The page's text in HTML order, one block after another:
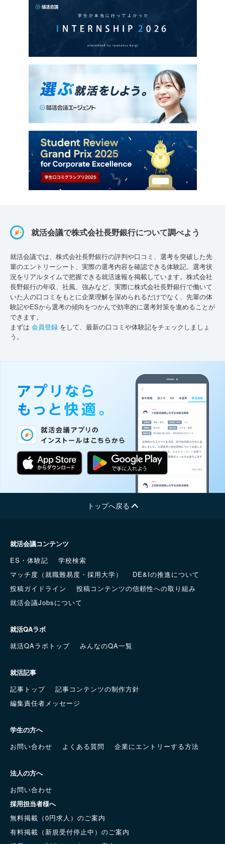
就活会議で株式会社長野銀行について調べよう
就活会議では、株式会社長野銀行の評判や口コミ、選考を突破した先
輩のエントリーシート、実際の選考内容を確認できる体験記、選考状
況をリアルタイムで把握できる就活速報を掲載しています。株式会社
長野銀行の年収、社風、強みなど、実際に株式会社長野銀行で働いて
いた人の口コミをもとに企業理解を深められるだけでなく、先輩の体
験記やESから選考の傾向をつかんで効率的に選考対策を進めることが
できます。
まずは 会員登録 をして、最新の口コミや体験記をチェックしましょ
う。
トップへ戻る
就活会議コンテンツ
ES・体験記
学校検索
マッチ度（就職難易度・採用大学）
DE&Iの推進について
投稿ガイドライン
投稿コンテンツの信頼性への取り組み
就活会議Jobsについて
就活QAラボ
就活QAラボトップ
みんなのQA一覧
就活記事
記事トップ
記事コンテンツの制作方針
編集責任者メッセージ
学生の方へ
お問い合わせ
よくある質問 企業にエントリーする方法
法人の方へ
お問い合わせ
採用担当者様へ
無料掲載（0円求人）のご案内
有料掲載（新規受付停止中）のご案内